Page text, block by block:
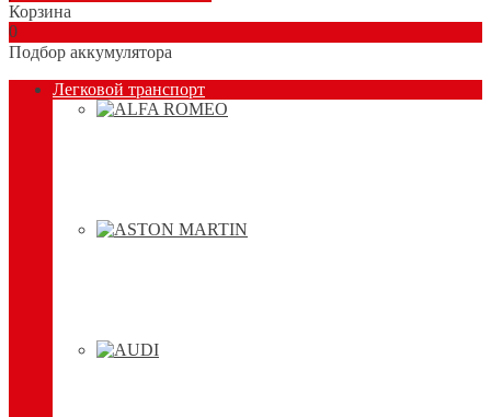
Корзина
0
Подбор аккумулятора
Легковой транспорт